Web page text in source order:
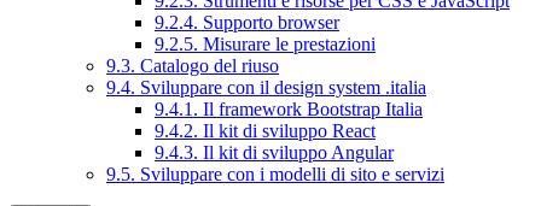
9.2.4. Supporto browser
9.2.5. Misurare le prestazioni
9.3. Catalogo del riuso
9.4. Sviluppare con il design system .italia
9.4.1. Il framework Bootstrap Italia
9.4.2. Il kit di sviluppo React
9.4.3. Il kit di sviluppo Angular
9.5. Sviluppare con i modelli di sito e servizi